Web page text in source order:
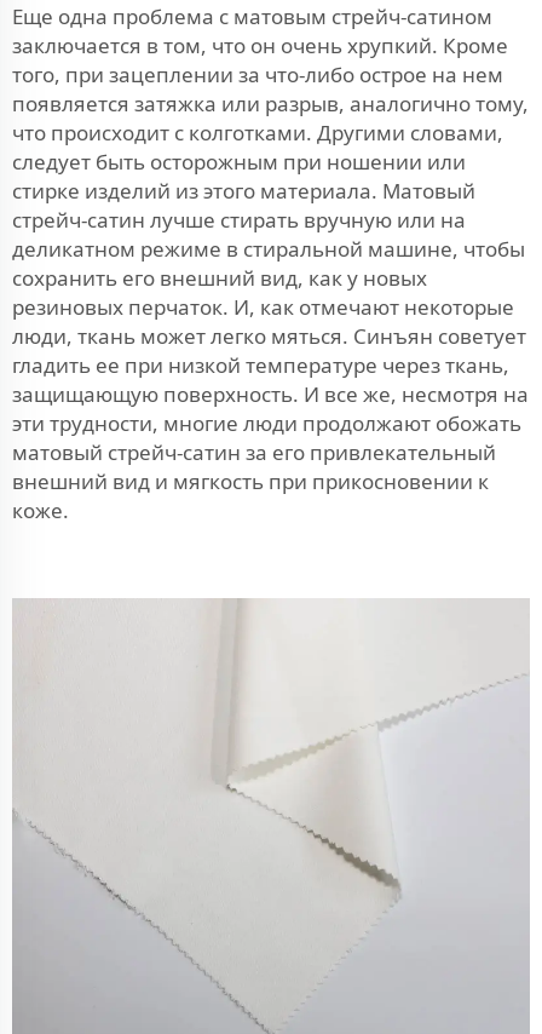
Еще одна проблема с матовым стрейч-сатином
заключается в том, что он очень хрупкий. Кроме
того, при зацеплении за что-либо острое на нем
появляется затяжка или разрыв, аналогично тому,
что происходит с колготками. Другими словами,
следует быть осторожным при ношении или
стирке изделий из этого материала. Матовый
стрейч-сатин лучше стирать вручную или на
деликатном режиме в стиральной машине, чтобы
сохранить его внешний вид, как у новых
резиновых перчаток. И, как отмечают некоторые
люди, ткань может легко мяться. Синъян советует
гладить ее при низкой температуре через ткань,
защищающую поверхность. И все же, несмотря на
эти трудности, многие люди продолжают обожать
матовый стрейч-сатин за его привлекательный
внешний вид и мягкость при прикосновении к
коже.